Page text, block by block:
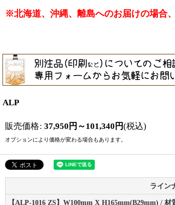
※北海道、沖縄、離島へのお届けの場合
ALP
販売価格: 37,950 円 ～101,340 円(税込)
オプションにより価格が変わる場合もあります。
ライン
【ALP-1016 ZS】W100mm X H165mm(B29mm) / 材